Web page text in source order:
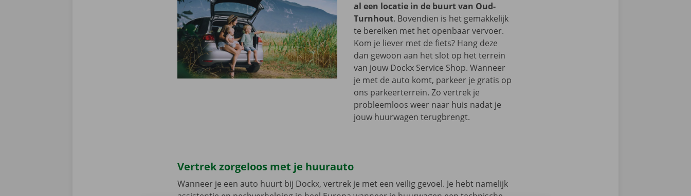
al een locatie in de buurt van Oud-
Turnhout. Bovendien is het gemakkelijk
te bereiken met het openbaar vervoer.
Kom je liever met de fiets? Hang deze
dan gewoon aan het slot op het terrein
van jouw Dockx Service Shop. Wanneer
je met de auto komt, parkeer je gratis op
ons parkeerterrein. Zo vertrek je
probleemloos weer naar huis nadat je
jouw huurwagen terugbrengt.
Vertrek zorgeloos met je huurauto
Wanneer je een auto huurt bij Dockx, vertrek je met een veilig gevoel. Je hebt namelijk